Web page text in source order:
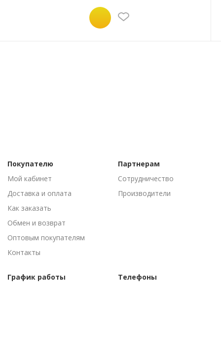
Покупателю
Мой кабинет
Доставка и оплата
Как заказать
Обмен и возврат
Оптовым покупателям
Контакты
Партнерам
Сотрудничество
Производители
График работы
Телефоны